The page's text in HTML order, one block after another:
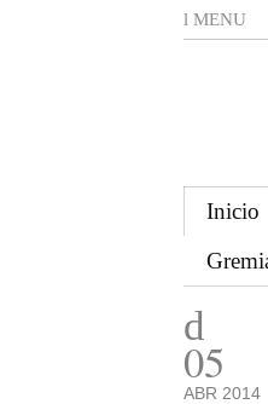
MENU
Inicio
05
ABR 2014